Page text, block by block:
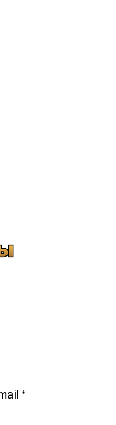
*Обязательно